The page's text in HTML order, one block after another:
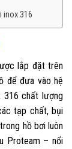
inox 316
lắp đặt trên
để đưa vào hệ
316 chất lượng
tạp chất, bụi
hồ bơi luôn
Proteam – nổi